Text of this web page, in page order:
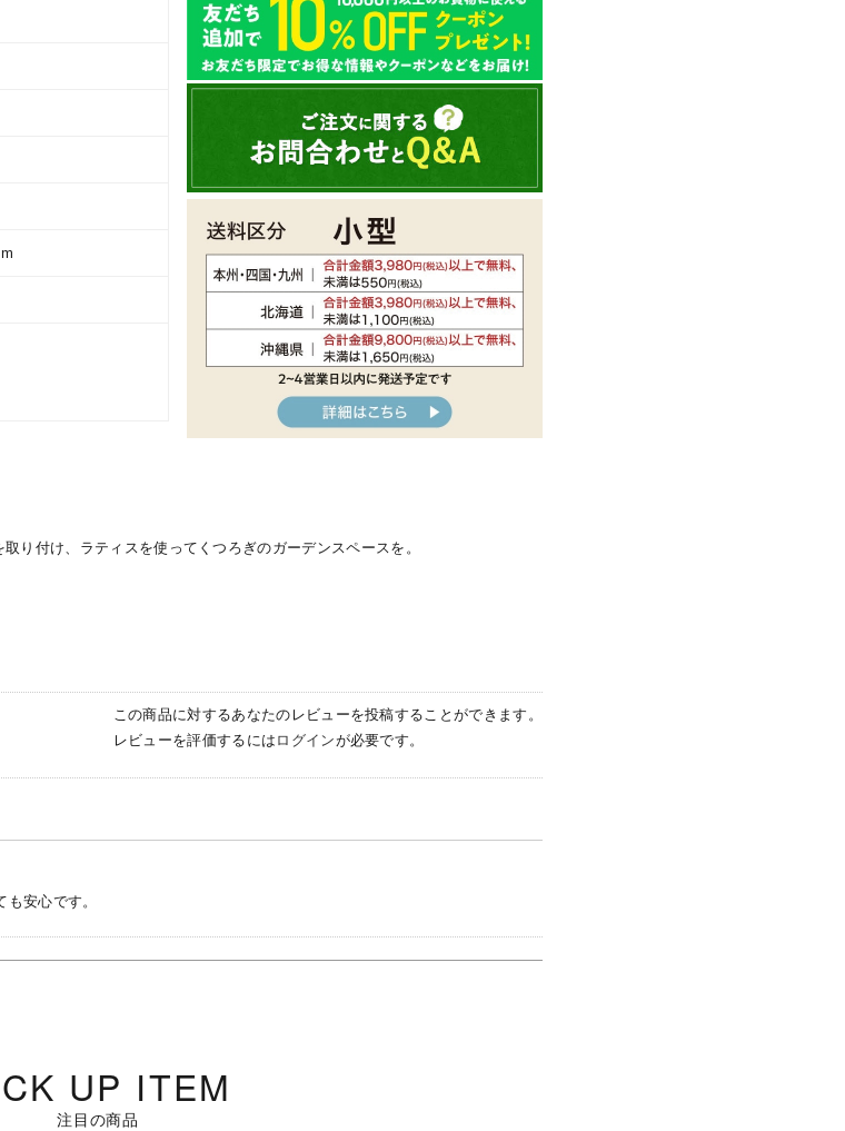
り付け、ラティスを使ってくつろぎのガーデンスペースを。
この商品に対するあなたのレビューを投稿することができます。
レビューを評価するには ログインが必要です。
安心です。
UP ITEM
注目の商品